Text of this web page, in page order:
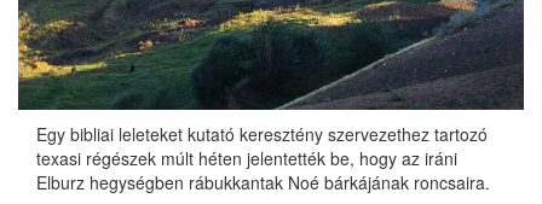
Egy bibliai leleteket kutató keresztény szervezethez tartozó
texasi régészek múlt héten jelentették be, hogy az iráni
Elburz hegységben rábukkantak Noé bárkájának roncsaira.